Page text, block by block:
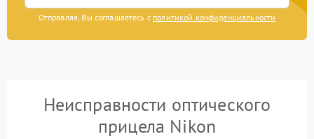
Отправляя, Вы соглашаетесь с политикой конфиденциальности
Неисправности оптического
прицела Nikon